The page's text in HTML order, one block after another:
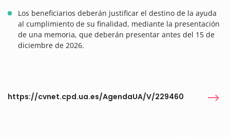
Los beneficiarios deberán justificar el destino de la ayuda
al cumplimiento de su finalidad, mediante la presentación
de una memoria, que deberán presentar antes del 15 de
diciembre de 2026.
https://cvnet.cpd.ua.es/AgendaUA/V/229460